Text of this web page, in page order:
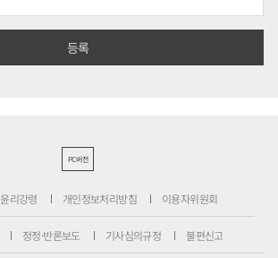
PC버전
윤리강령 개인정보처리방침 이용자위원회
정정·반론보도 기사심의규정 불편신고